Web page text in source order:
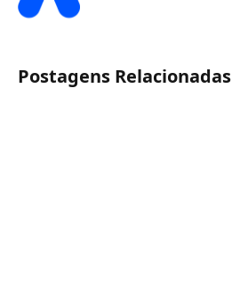
Postagens Relacionadas